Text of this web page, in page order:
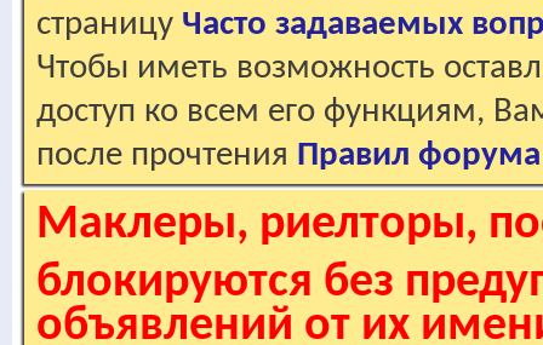
страницу Часто задаваемых
Чтобы иметь возможность
доступ ко всем его функциям,
после прочтения Правил форума
Маклеры, риелторы,
блокируются без
объявлений от их